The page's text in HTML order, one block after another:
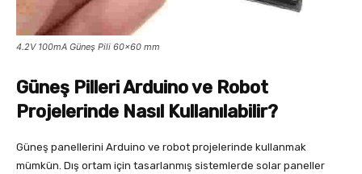
4.2V 100mA Güneş Pili 60×60 mm
Güneş Pilleri Arduino ve Robot
Projelerinde Nasıl Kullanılabilir?
Güneş panellerini Arduino ve robot projelerinde kullanmak
mümkün. Dış ortam için tasarlanmış sistemlerde solar paneller